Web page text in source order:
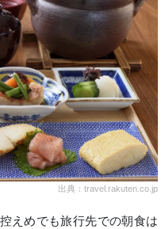
出典：travel.rakuten.co.jp
えめでも旅行先での朝食は